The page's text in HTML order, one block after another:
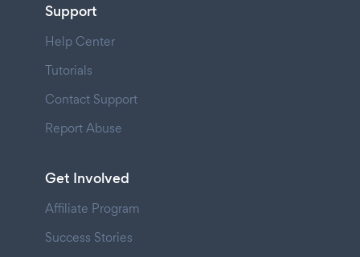
Support
Help Center
Tutorials
Contact Support
Report Abuse
Get Involved
Affiliate Program
Success Stories